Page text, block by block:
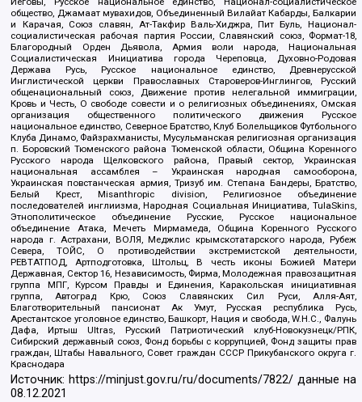
общество, Джамаат мувахидов, Объединенный Вилайат Кабарды, Балкарии
и Карачая, Союз славян, Ат-Такфир Валь-Хиджра, Пит Буль, Национал-
социалистическая рабочая партия России, Славянский союз, Формат-18,
Благородный Орден Дьявола, Армия воли народа, Национальная
Социалистическая Инициатива города Череповца, Духовно-Родовая
Держава Русь, Русское национальное единство, Древнерусской
Инглистической церкви Православных Староверов-Инглингов, Русский
общенациональный союз, Движение против нелегальной иммиграции,
Кровь и Честь, О свободе совести и о религиозных объединениях, Омская
организация общественного политического движения Русское
национальное единство, Северное Братство, Клуб Болельщиков Футбольного
Клуба Динамо, Файзрахманисты, Мусульманская религиозная организация
п. Боровский Тюменского района Тюменской области, Община Коренного
Русского народа Щелковского района, Правый сектор, Украинская
национальная ассамблея – Украинская народная самооборона,
Украинская повстанческая армия, Тризуб им. Степана Бандеры, Братство,
Белый Крест, Misanthropic division, Религиозное объединение
последователей инглиизма, Народная Социальная Инициатива, TulaSkins,
Этнополитическое объединение Русские, Русское национальное
объединение Атака, Мечеть Мирмамеда, Община Коренного Русского
народа г. Астрахани, ВОЛЯ, Меджлис крымскотатарского народа, Рубеж
Севера, ТОЙС, О противодействии экстремистской деятельности,
РЕВТАТПОД, Артподготовка, Штольц, В честь иконы Божией Матери
Державная, Сектор 16, Независимость, Фирма, Молодежная правозащитная
группа МПГ, Курсом Правды и Единения, Каракольская инициативная
группа, Автоград Крю, Союз Славянских Сил Руси, Алля-Аят,
Благотворительный пансионат Ак Умут, Русская республика Русь,
Арестантское уголовное единство, Башкорт, Нация и свобода, W.H.С., Фалунь
Дафа, Иртыш Ultras, Русский Патриотический клуб-Новокузнецк/РПК,
Сибирский державный союз, Фонд борьбы с коррупцией, Фонд защиты прав
граждан, Штабы Навального, Совет граждан СССР Прикубанского округа г.
Краснодара
Источник:https://minjust.gov.ru/ru/documents/7822/ данные на
08.12.2021